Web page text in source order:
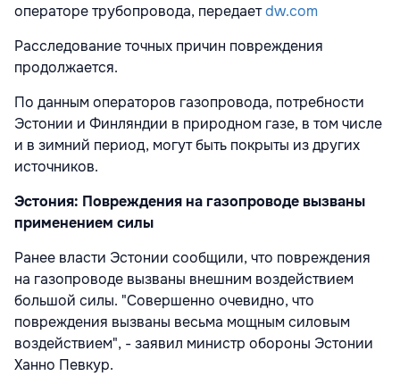
операторе трубопровода, передаетdw.com
Расследование точных причин повреждения
продолжается.
По данным операторов газопровода, потребности
Эстонии и Финляндии в природном газе, в том числе
и в зимний период, могут быть покрыты из других
источников.
Эстония: Повреждения на газопроводе вызваны
применением силы
Ранее власти Эстонии сообщили, что повреждения
на газопроводе вызваны внешним воздействием
большой силы. "Совершенно очевидно, что
повреждения вызваны весьма мощным силовым
воздействием", - заявил министр обороны Эстонии
Ханно Певкур.